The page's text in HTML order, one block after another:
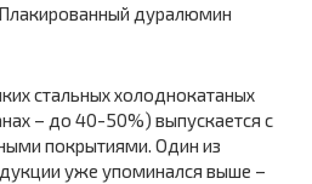
дуралюмин
стальных холоднокатаных
– до 40-50%) выпускается с
покрытиями. Один из
уже упоминался выше –